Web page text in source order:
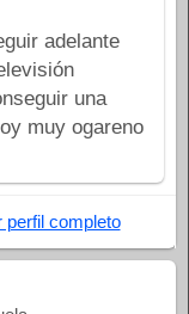
adelante
una
muy ogareno
perfil completo